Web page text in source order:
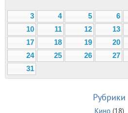
3
4 5 6
10
11 12 13
17
18 19 20
24
25 26 27
31
Рубрики
Кино(18)